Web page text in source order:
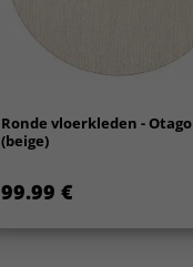
Ronde vloerkleden - Otago
(beige)
99.99 €